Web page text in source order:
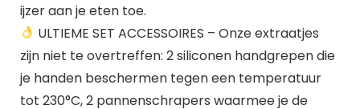
ijzer aan je eten toe.
ULTIEME SET ACCESSOIRES – Onze extraatjes
zijn niet te overtreffen: 2 siliconen handgrepen die
je handen beschermen tegen een temperatuur
tot 230°C, 2 pannenschrapers waarmee je de